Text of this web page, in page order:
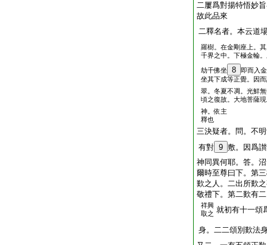
二屢爲對揚特悟妙
故此品來
二釋名者。本云道
羅樹。在金剛座上。
千界之中。下極金輪
劫千佛坐 8
即而入
坐其下成等正覺。因
翠。冬夏不凋。光鮮
頃之復故。大地菩薩
神。依主
釋也
三決疑者。問。不
有對 9 敷。因爲
神同異何耶。答。
爾時至尊曰下。第
歎之人。二出所歎
敬禮下。第二歎有
祥興
取之 就初有十一頌
身。二二頌別歎法